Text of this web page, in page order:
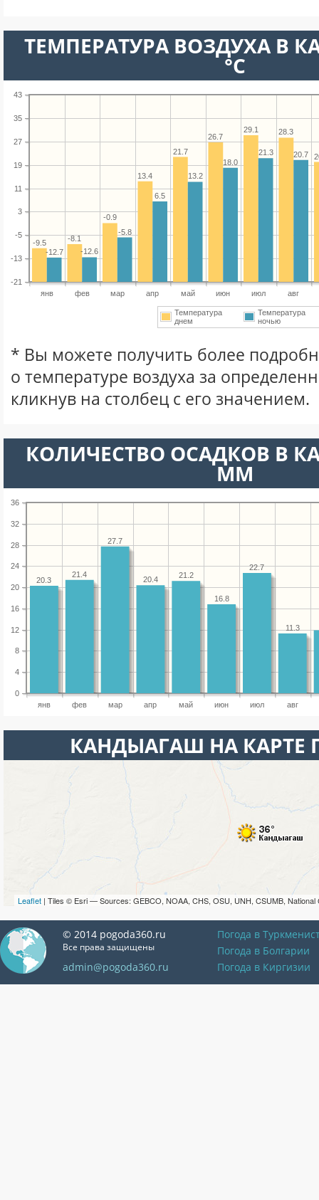
ТЕМПЕРАТУРА ВОЗДУХА В
°C
янв фев мар апр май июн июл авг
-21
-13
-5
3
11
19
27
35
43
28.3
29.1
26.7
21.7
13.4
-0.9
-8.1
-9.5
20.7
21.3
18.0
13.2
6.5
-5.8
-12.6
-12.7
Температура
днем
Температура
ночью
* Вы можете получить более
о температуре воздуха за
кликнув на столбец с его значением.
КОЛИЧЕСТВО ОСАДКОВ В
ММ
янв фев мар апр май июн июл авг
0
4
8
12
16
20
24
28
32
36
11.3
22.7
16.8
21.2
20.4
27.7
21.4
20.3
КАНДЫАГАШ НА КАРТЕ
Leaflet | Tiles © Esri — Sources: GEBCO, NOAA, CHS, OSU, UNH, CSUMB, National
© 2014 pogoda360.ru
Все права защищены
admin@pogoda360.ru
Погода в
Погода в Болгарии
Погода в Киргизии